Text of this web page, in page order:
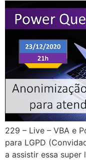
229 – Live – VBA e
para LGPD
a assistir essa super